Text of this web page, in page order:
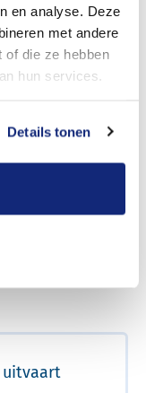
en analyse. Deze
met andere
of die ze hebben
hun services.
Details tonen
uitvaart